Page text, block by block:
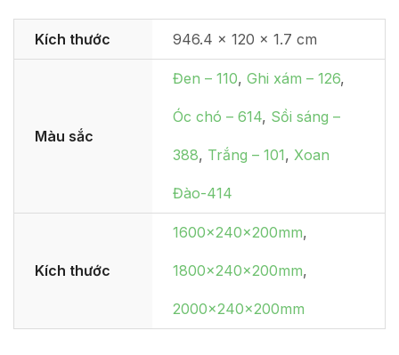
Kích thước 946.4 × 120 × 1.7 cm
Màu sắc
Đen – 110, Ghi xám – 126,
Óc chó – 614, Sồi sáng –
388, Trắng – 101, Xoan
Đào-414
Kích thước
1600x240x200mm,
1800x240x200mm,
2000x240x200mm